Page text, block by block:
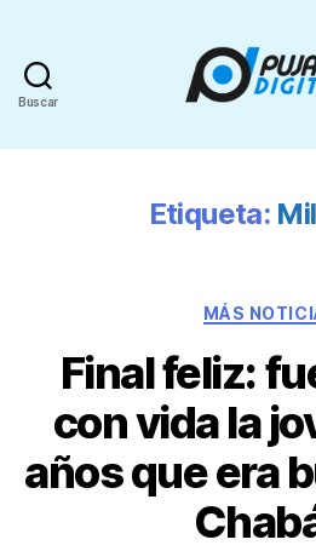
Buscar
Etiqueta:
MÁS
Final feliz:
con vida la
años que era